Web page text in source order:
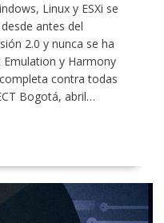
Linux y ESXi se
antes del
2.0 y nunca se ha
y Harmony
contra todas
Bogotá, abril…